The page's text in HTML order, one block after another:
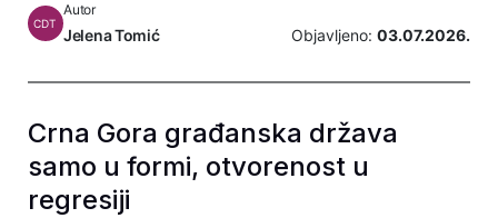
CDT
Autor
Jelena Tomić Objavljeno: 03.07.2026.
Crna Gora građanska država
samo u formi, otvorenost u
regresiji